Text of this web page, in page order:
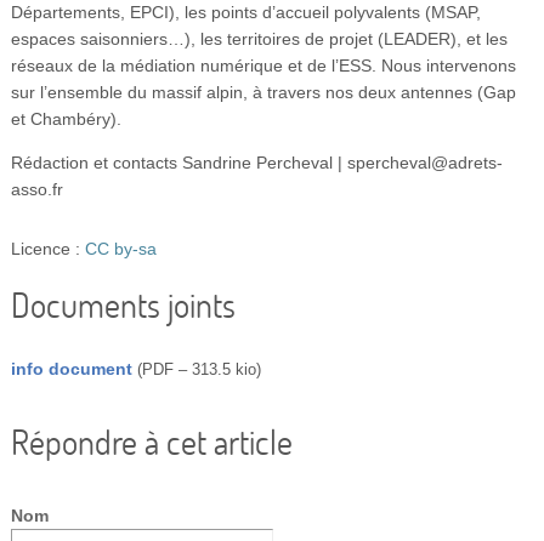
Départements, EPCI), les points d’accueil polyvalents (MSAP,
espaces saisonniers…), les territoires de projet (LEADER), et les
réseaux de la médiation numérique et de l’ESS. Nous intervenons
sur l’ensemble du massif alpin, à travers nos deux antennes (Gap
et Chambéry).
Rédaction et contacts Sandrine Percheval | spercheval@adrets-
asso.fr
Licence : CC by-sa
Documents joints
info document (PDF – 313.5 kio)
Répondre à cet article
Nom